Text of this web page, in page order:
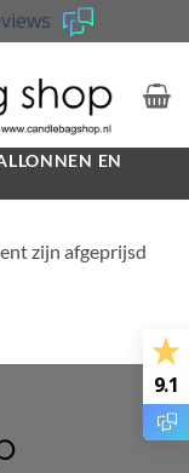
EN
zijn afgeprijsd
9.1